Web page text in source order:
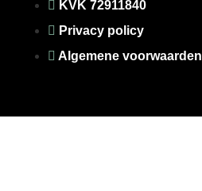
KVK 72911840
Privacy policy
Algemene voorwaarden